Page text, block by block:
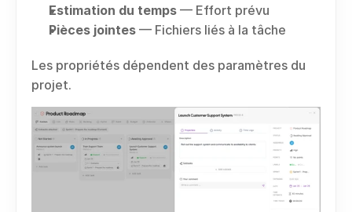
Estimation du temps — Effort prévu
Pièces jointes — Fichiers liés à la tâche
Les propriétés dépendent des paramètres du
projet.